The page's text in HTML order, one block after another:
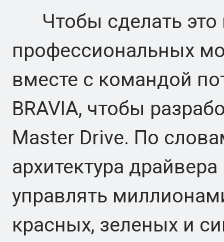
Чтобы сделать
профессиональных
вместе с командой
BRAVIA, чтобы
Master Drive. По
архитектура
управлять
красных, зеленых и